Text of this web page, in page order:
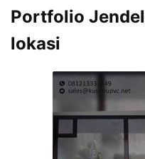
Portfolio
lokasi